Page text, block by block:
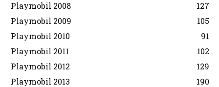
Playmobil 2008
127
Playmobil 2009
105
Playmobil 2010
91
Playmobil 2011
102
Playmobil 2012
129
Playmobil 2013
190